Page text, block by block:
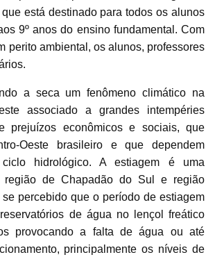
está destinado para todos os alunos
9º anos do ensino fundamental. Com
perito ambiental, os alunos, professores
a seca um fenômeno climático na
associado a grandes intempéries
prejuízos econômicos e sociais, que
Oeste brasileiro e que dependem
hidrológico. A estiagem é uma
região de Chapadão do Sul e região
se percebido que o período de estiagem
de água no lençol freático
provocando a falta de água ou até
principalmente os níveis de